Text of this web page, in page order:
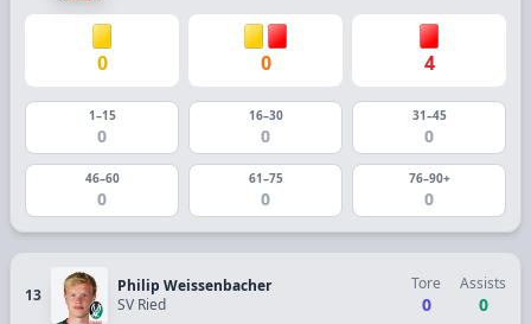
0 0 4
1–15
0
16–30
0
31–45
0
46–60
0
61–75
0
76–90+
0
13
Philip Weissenbacher
SV Ried
Tore
0
Assists
0